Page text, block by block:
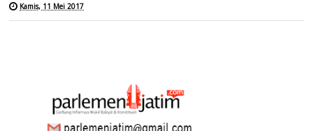
Kamis, 11 Mei 2017